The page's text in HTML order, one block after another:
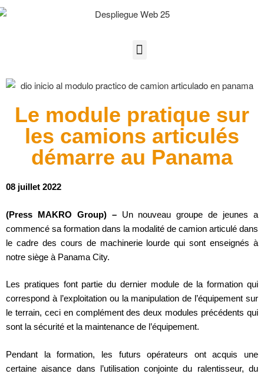
Le module pratique sur
les camions articulés
démarre au Panama
08 juillet 2022
(Press MAKRO Group) –Un nouveau groupe de jeunes a
commencé sa formation dans la modalité de camion articulé dans
le cadre des cours de machinerie lourde qui sont enseignés à
notre siège à Panama City.
Les pratiques font partie du dernier module de la formation qui
correspond à l’exploitation ou la manipulation de l’équipement sur
le terrain, ceci en complément des deux modules précédents qui
sont la sécurité et la maintenance de l’équipement.
Pendant la formation, les futurs opérateurs ont acquis une
certaine aisance dans l’utilisation conjointe du ralentisseur, du